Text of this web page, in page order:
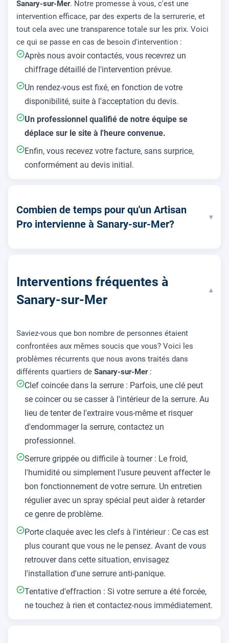
Sanary-sur-Mer. Notre promesse à vous, c'est une
intervention efficace, par des experts de la serrurerie, et
tout cela avec une transparence totale sur les prix. Voici
ce qui se passe en cas de besoin d'intervention :
Après nous avoir contactés, vous recevrez un
chiffrage détaillé de l'intervention prévue.
Un rendez-vous est fixé, en fonction de votre
disponibilité, suite à l'acceptation du devis.
Un professionnel qualifié de notre équipe se
déplace sur le site à l'heure convenue.
Enfin, vous recevez votre facture, sans surprice,
conformément au devis initial.
Combien de temps pour qu'un Artisan
Pro intervienne à Sanary-sur-Mer?
▾
Interventions fréquentes à
Sanary-sur-Mer
▾
Saviez-vous que bon nombre de personnes étaient
confrontées aux mêmes soucis que vous? Voici les
problèmes récurrents que nous avons traités dans
différents quartiers de Sanary-sur-Mer:
Clef coincée dans la serrure : Parfois, une clé peut
se coincer ou se casser à l'intérieur de la serrure. Au
lieu de tenter de l'extraire vous-même et risquer
d'endommager la serrure, contactez un
professionnel.
Serrure grippée ou difficile à tourner : Le froid,
l'humidité ou simplement l'usure peuvent affecter le
bon fonctionnement de votre serrure. Un entretien
régulier avec un spray spécial peut aider à retarder
ce genre de problème.
Porte claquée avec les clefs à l'intérieur : Ce cas est
plus courant que vous ne le pensez. Avant de vous
retrouver dans cette situation, envisagez
l'installation d'une serrure anti-panique.
Tentative d'effraction : Si votre serrure a été forcée,
ne touchez à rien et contactez-nous immédiatement.